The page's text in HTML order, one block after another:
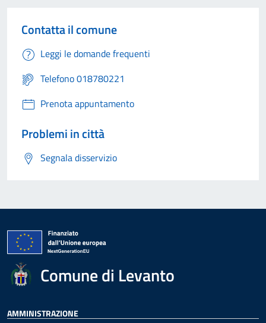
Contatta il comune
Leggi le domande frequenti
Telefono 018780221
Prenota appuntamento
Problemi in città
Segnala disservizio
Comune di Levanto
AMMINISTRAZIONE